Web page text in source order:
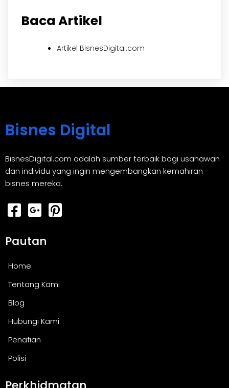
Baca Artikel
Artikel BisnesDigital.com
Bisnes Digital
BisnesDigital.com adalah sumber terbaik bagi usahawan
dan individu yang ingin mengembangkan kemahiran
bisnes mereka.
Pautan
Home
Tentang Kami
Blog
Hubungi Kami
Penafian
Polisi